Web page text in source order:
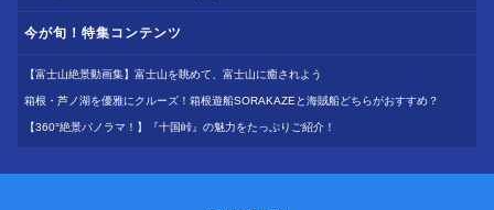
今が旬！特集コンテンツ
【富士山絶景動画集】富士山を眺めて、富士山に癒されよう
箱根・芦ノ湖を優雅にクルーズ！箱根遊船SORAKAZEと海賊船どちらがおすすめ？
【360°絶景パノラマ！】『十国峠』の魅力をたっぷりご紹介！